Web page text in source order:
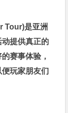
Tour)是亚洲
提供真正的
赛事体验，
玩家朋友们